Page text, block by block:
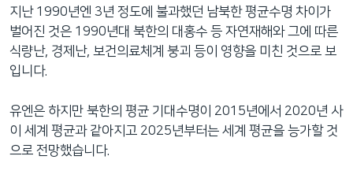
지난 1990년엔 3년 정도에 불과했던 남북한 평균수명 차이가
벌어진 것은 1990년대 북한의 대홍수 등 자연재해와 그에 따른
식량난, 경제난, 보건의료체계 붕괴 등이 영향을 미친 것으로 보
입니다.
유엔은 하지만 북한의 평균 기대수명이 2015년에서 2020년 사
이 세계 평균과 같아지고 2025년부터는 세계 평균을 능가할 것
으로 전망했습니다.